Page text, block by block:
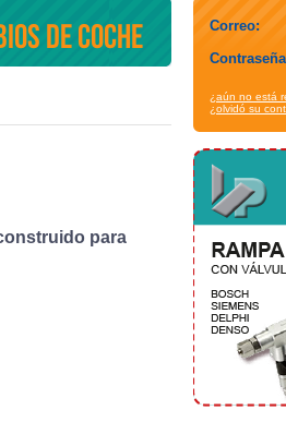
de coche
para
Correo:
Contraseña
¿aún no está
¿olvidó su